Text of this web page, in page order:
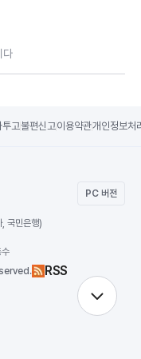
다
투고불편신고이용약관개인정보처
PC 버전
국민은행)
수
RSS